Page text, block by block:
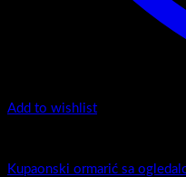
Add to wishlist
Kupaonski ormarić sa